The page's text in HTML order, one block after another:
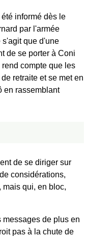
informé dès le
par l'armée
que d'une
de se porter à Coni
compte que les
retraite et se met en
en rassemblant
de se diriger sur
considérations,
mais qui, en bloc,
messages de plus en
pas à la chute de